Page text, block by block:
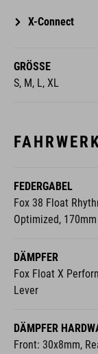
X-Connect
GRÖSSE
S, M, L, XL
FEDERGABEL
Fox 38 Float
Optimized, 170mm
DÄMPFER
Fox Float X
Lever
DÄMPFER
Front: 30x8mm,